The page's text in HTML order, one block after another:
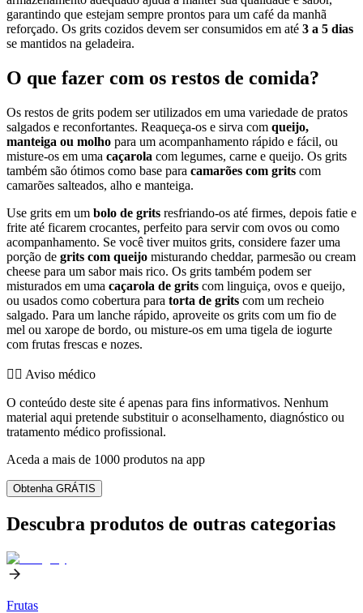
garantindo que estejam sempre prontos para um café da manhã
reforçado. Os grits cozidos devem ser consumidos em até 3 a 5 dias
se mantidos na geladeira.
O que fazer com os restos de comida?
Os restos de grits podem ser utilizados em uma variedade de pratos
salgados e reconfortantes. Reaqueça-os e sirva com queijo,
manteiga ou molho para um acompanhamento rápido e fácil, ou
misture-os em uma caçarola com legumes, carne e queijo. Os grits
também são ótimos como base para camarões com grits com
camarões salteados, alho e manteiga.
Use grits em um bolo de grits resfriando-os até firmes, depois fatie e
frite até ficarem crocantes, perfeito para servir com ovos ou como
acompanhamento. Se você tiver muitos grits, considere fazer uma
porção de grits com queijo misturando cheddar, parmesão ou cream
cheese para um sabor mais rico. Os grits também podem ser
misturados em uma caçarola de grits com linguiça, ovos e queijo,
ou usados como cobertura para torta de grits com um recheio
salgado. Para um lanche rápido, aproveite os grits com um fio de
mel ou xarope de bordo, ou misture-os em uma tigela de iogurte
com frutas frescas e nozes.
👨‍⚕️️ Aviso médico
O conteúdo deste site é apenas para fins informativos. Nenhum
material aqui pretende substituir o aconselhamento, diagnóstico ou
tratamento médico profissional.
Aceda a mais de 1000 produtos na app
Obtenha GRÁTIS
Descubra produtos de outras categorias
Frutas